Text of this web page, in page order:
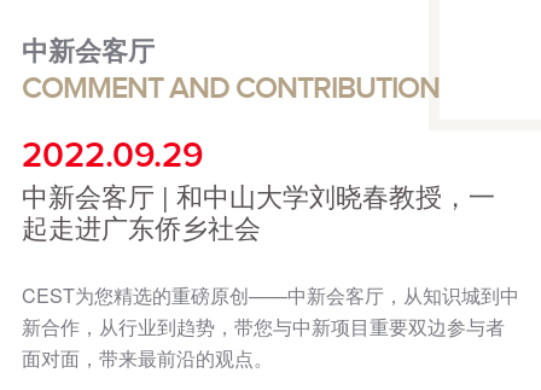
中新会客厅
COMMENT AND CONTRIBUTION
2022.09.29
中新会客厅 | 和中山大学刘晓春教授，一
起走进广东侨乡社会
CEST为您精选的重磅原创——中新会客厅，从知识城到中
新合作，从行业到趋势，带您与中新项目重要双边参与者
面对面，带来最前沿的观点。